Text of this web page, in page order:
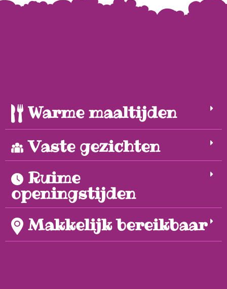
Warme maaltijden
Vaste gezichten
Ruime
openingstijden
Makkelijk bereikbaar